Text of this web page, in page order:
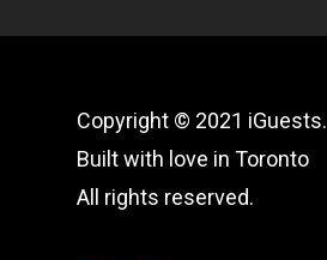
Copyright © 2021 iGuests.
Built with love in Toronto
All rights reserved.